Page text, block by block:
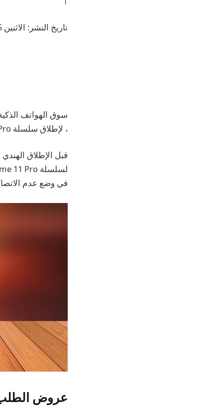
تاريخ النشر: الاثنين 5 يونيو 2023 الساعة 11:00 [IST]
، لإطلاق سلسلة Realme 11 Pro المرتقبة في الهند في 8 يونيو.
في وضع عدم الاتصال
عروض